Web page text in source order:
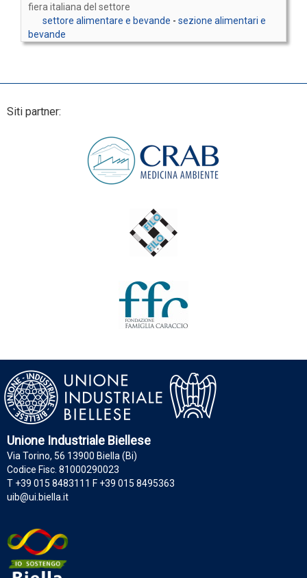
fiera italiana del settore
settore alimentare e bevande - sezione alimentari e
bevande
Siti partner:
Unione Industriale Biellese
Via Torino, 56 13900 Biella (Bi)
Codice Fisc. 81000290023
T +39 015 8483111 F +39 015 8495363
uib@ui.biella.it